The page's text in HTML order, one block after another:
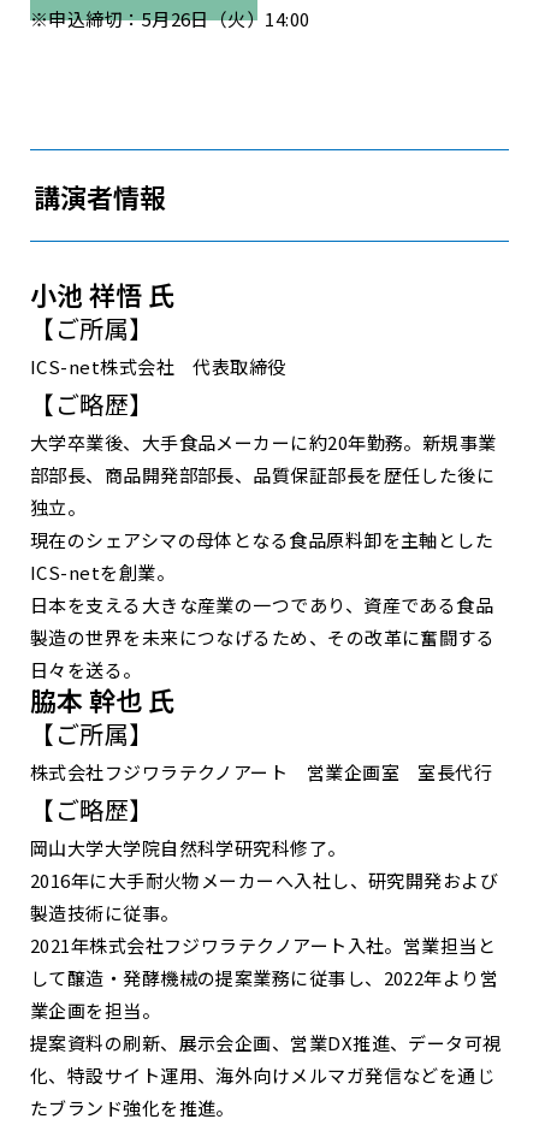
※申込締切：5月26日（火）14:00
講演者情報
小池 祥悟 氏
【ご所属】
ICS-net株式会社 代表取締役
【ご略歴】
大学卒業後、大手食品メーカーに約20年勤務。新規事業
部部長、商品開発部部長、品質保証部長を歴任した後に
独立。
現在のシェアシマの母体となる食品原料卸を主軸とした
ICS-netを創業。
日本を支える大きな産業の一つであり、資産である食品
製造の世界を未来につなげるため、その改革に奮闘する
日々を送る。
脇本 幹也 氏
【ご所属】
株式会社フジワラテクノアート 営業企画室 室長代行
【ご略歴】
岡山大学大学院自然科学研究科修了。
2016年に大手耐火物メーカーへ入社し、研究開発および
製造技術に従事。
2021年株式会社フジワラテクノアート入社。営業担当と
して醸造・発酵機械の提案業務に従事し、2022年より営
業企画を担当。
提案資料の刷新、展示会企画、営業DX推進、データ可視
化、特設サイト運用、海外向けメルマガ発信などを通じ
たブランド強化を推進。